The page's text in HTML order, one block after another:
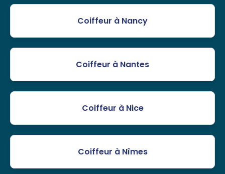
Coiffeur à Nancy
Coiffeur à Nantes
Coiffeur à Nice
Coiffeur à Nîmes